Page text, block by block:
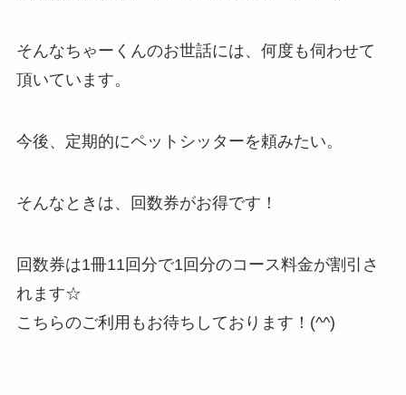
そんなちゃーくんのお世話には、何度も伺わせて
頂いています。
今後、定期的にペットシッターを頼みたい。
そんなときは、回数券がお得です！
回数券は1冊11回分で1回分のコース料金が割引さ
れます☆
こちらのご利用もお待ちしております！(^^)